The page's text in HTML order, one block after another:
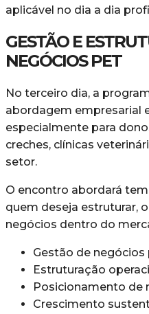
aplicável no dia a dia
GESTÃO E
NEGÓCIOS PET
No terceiro dia, a
abordagem empresarial
especialmente para
creches, clínicas
setor.
O encontro abordará
quem deseja estruturar,
negócios dentro do
Gestão de negócios
Estruturação
Posicionamento de
Crescimento